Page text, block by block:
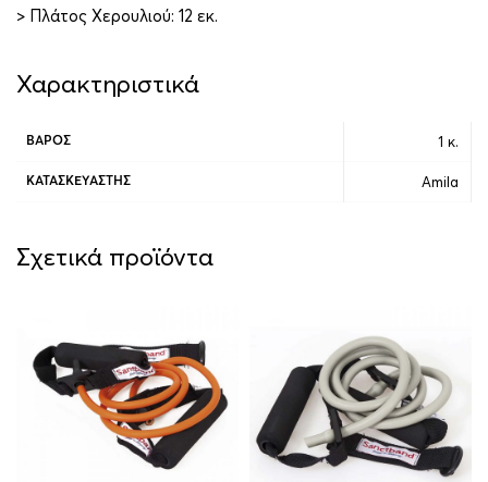
> Πλάτος Χερουλιού: 12 εκ.
Χαρακτηριστικά
ΒΆΡΟΣ 1 κ.
ΚΑΤΑΣΚΕΥΑΣΤΉΣ Amila
Σχετικά προϊόντα